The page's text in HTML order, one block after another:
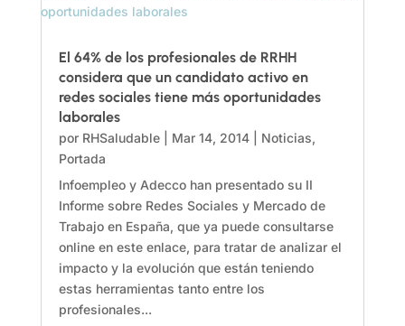
El 64% de los profesionales de RRHH
considera que un candidato activo en
redes sociales tiene más oportunidades
laborales
por RHSaludable| Mar 14, 2014| Noticias,
Portada
Infoempleo y Adecco han presentado su II
Informe sobre Redes Sociales y Mercado de
Trabajo en España, que ya puede consultarse
online en este enlace, para tratar de analizar el
impacto y la evolución que están teniendo
estas herramientas tanto entre los
profesionales...